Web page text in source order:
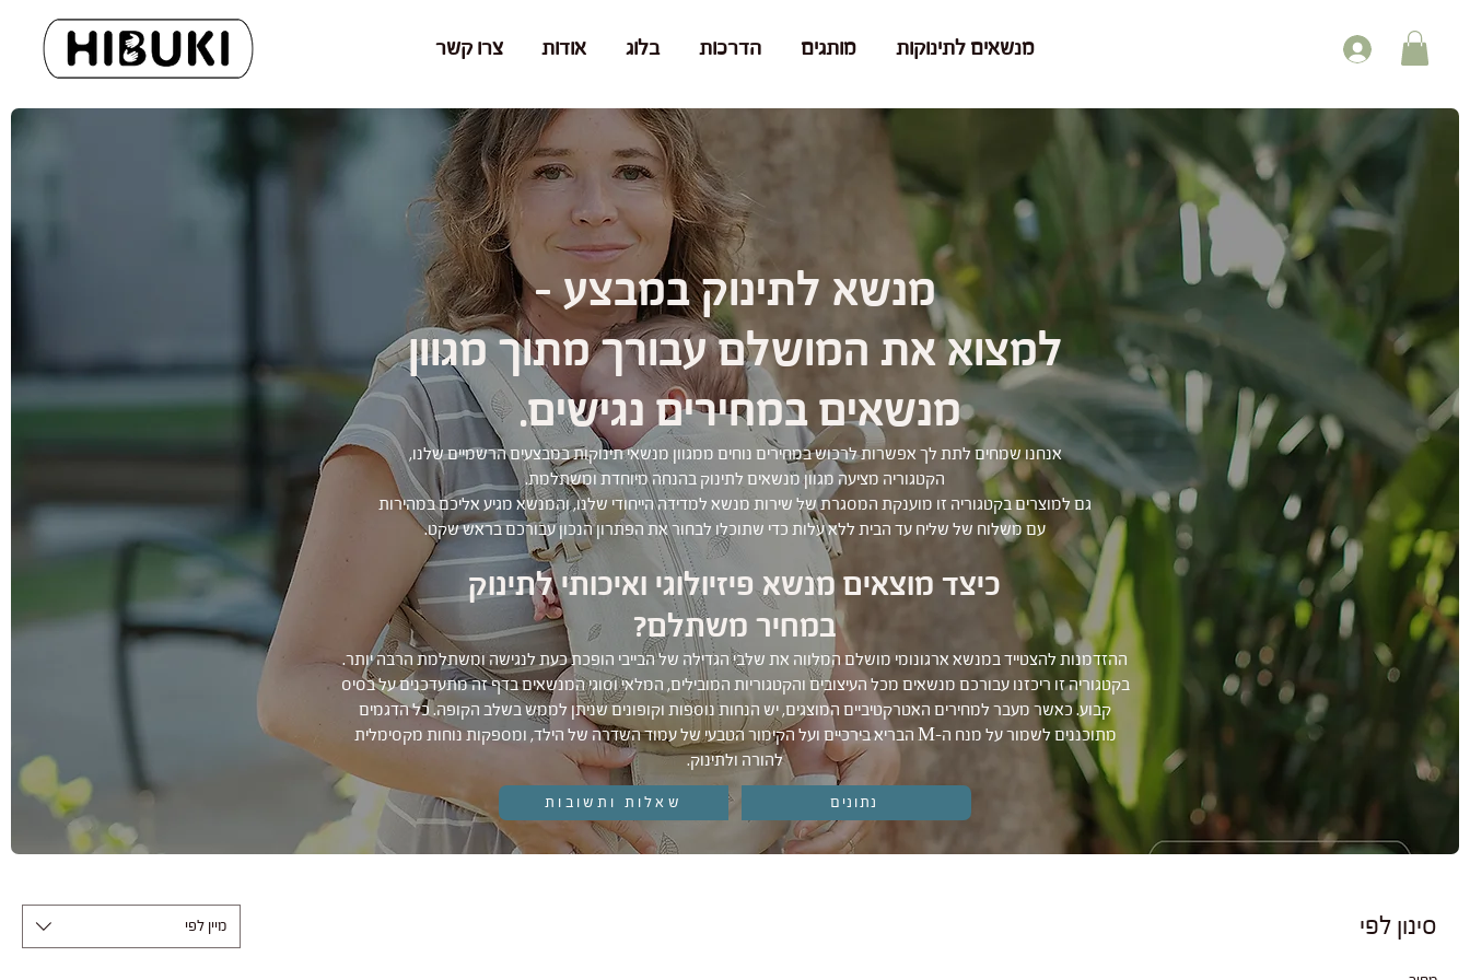
מנשאים לתינוקות מותגים הדרכות בלוג אודות צרו קשר
מנשא לתינוק במבצע -
למצוא את המושלם עבורך מתוך מגוון
מנשאים במחירים נגישים.
אנחנו שמחים לתת לך אפשרות לרכוש במחירים נוחים ממגוון מנשאי תינוקות במבצעים הרשמיים שלנו,
הקטגוריה מציעה מגוון מנשאים לתינוק בהנחה מיוחדת ומשתלמת.
גם למוצרים בקטגוריה זו מוענקת המסגרת של שירות מנשא למדידה הייחודי שלנו, והמנשא מגיע אליכם במהירות
עם משלוח של שליח עד הבית ללא עלות כדי שתוכלו לבחור את הפתרון הנכון עבורכם בראש שקט.
כיצד מוצאים מנשא פיזיולוגי ואיכותי לתינוק
במחיר משתלם?
ההזדמנות להצטייד במנשא ארגונומי מושלם המלווה את שלבי הגדילה של הבייבי הופכת כעת לנגישה ומשתלמת הרבה יותר.
בקטגוריה זו ריכזנו עבורכם מנשאים מכל העיצובים והקטגוריות המובילים, המלאי וסוגי המנשאים בדף זה מתעדכנים על בסיס
קבוע. כאשר מעבר למחירים האטרקטיביים המוצגים, יש הנחות נוספות וקופונים שניתן לממש בשלב הקופה. כל הדגמים
מתוכננים לשמור על מנח ה-M הבריא בירכיים ועל הקימור הטבעי של עמוד השדרה של הילד, ומספקות נוחות מקסימלית
להורה ולתינוק.
שאלות ותשובות נתונים
סינון לפי מיין לפי